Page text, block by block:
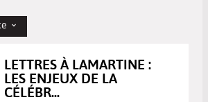
LETTRES À LAMARTINE :
LES ENJEUX DE LA
CÉLÉBR...